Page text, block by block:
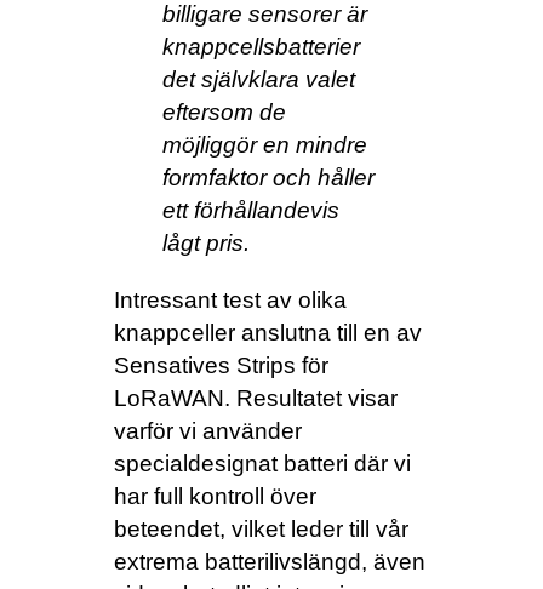
billigare sensorer är
knappcellsbatterier
det självklara valet
eftersom de
möjliggör en mindre
formfaktor och håller
ett förhållandevis
lågt pris.
Intressant test av olika
knappceller anslutna till en av
Sensatives Strips för
LoRaWAN. Resultatet visar
varför vi använder
specialdesignat batteri där vi
har full kontroll över
beteendet, vilket leder till vår
extrema batterilivslängd, även